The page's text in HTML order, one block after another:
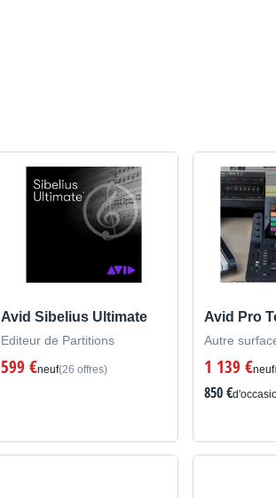
Avid Sibelius Ultimate
Editeur de Partitions
599 €neuf(26 offres)
Avid Pro
Autre
1 139 €neuf
850 €